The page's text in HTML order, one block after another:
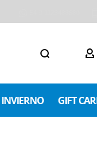
INVIERNO GIFT